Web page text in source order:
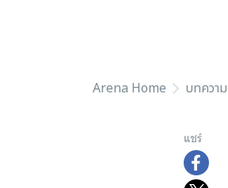
Arena Home บทควา
แชร์